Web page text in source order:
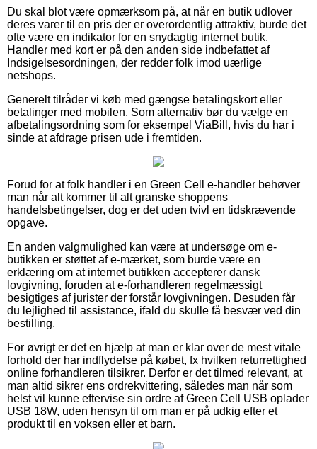
Du skal blot være opmærksom på, at når en butik udlover
deres varer til en pris der er overordentlig attraktiv, burde det
ofte være en indikator for en snydagtig internet butik.
Handler med kort er på den anden side indbefattet af
Indsigelsesordningen, der redder folk imod uærlige
netshops.
Generelt tilråder vi køb med gængse betalingskort eller
betalinger med mobilen. Som alternativ bør du vælge en
afbetalingsordning som for eksempel ViaBill, hvis du har i
sinde at afdrage prisen ude i fremtiden.
Forud for at folk handler i en Green Cell e-handler behøver
man når alt kommer til alt granske shoppens
handelsbetingelser, dog er det uden tvivl en tidskrævende
opgave.
En anden valgmulighed kan være at undersøge om e-
butikken er støttet af e-mærket, som burde være en
erklæring om at internet butikken accepterer dansk
lovgivning, foruden at e-forhandleren regelmæssigt
besigtiges af jurister der forstår lovgivningen. Desuden får
du lejlighed til assistance, ifald du skulle få besvær ved din
bestilling.
For øvrigt er det en hjælp at man er klar over de mest vitale
forhold der har indflydelse på købet, fx hvilken returrettighed
online forhandleren tilsikrer. Derfor er det tilmed relevant, at
man altid sikrer ens ordrekvittering, således man når som
helst vil kunne eftervise sin ordre af Green Cell USB oplader
USB 18W, uden hensyn til om man er på udkig efter et
produkt til en voksen eller et barn.